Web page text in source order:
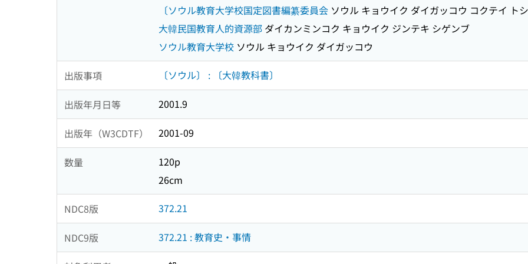
〔ソウル教育大学校国定図書編纂委員会 ソウル キョウイク ダイガッコウ コクテイ ト
大韓民国教育人的資源部 ダイカンミンコク キョウイク ジンテキ シゲンブ
ソウル教育大学校 ソウル キョウイク ダイガッコウ
出版事項 〔ソウル〕 : 〔大韓教科書〕
出版年月日等 2001.9
出版年（W3CDTF） 2001-09
数量
120p
26cm
NDC8版 372.21
NDC9版 372.21 : 教育史・事情